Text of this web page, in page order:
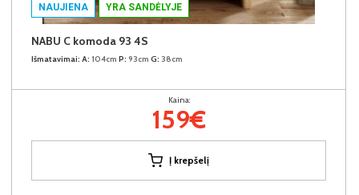
NAUJIENA YRA SANDĖLYJE
NABU C komoda 93 4S
Išmatavimai: A: 104cm P: 93cm G: 38cm
Kaina:
159€
Į krepšelį